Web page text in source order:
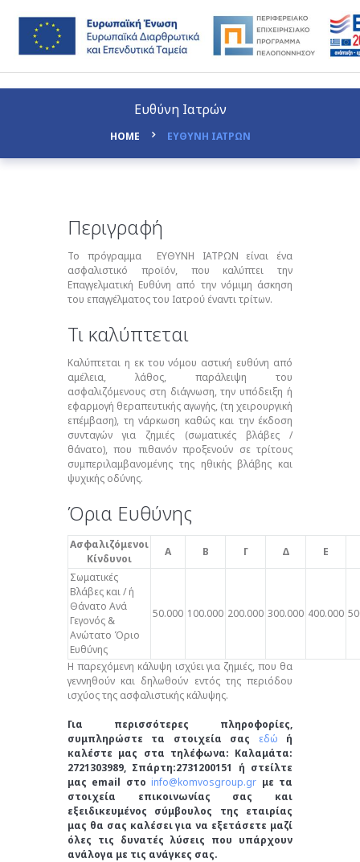
Ευθύνη Ιατρών
HOME ΕΥΘΥΝΗ ΙΑΤΡΩΝ
Περιγραφή
Το πρόγραμμα ΕΥΘΥΝΗ ΙΑΤΡΩΝ είναι ένα
ασφαλιστικό προϊόν, που καλύπτει την
Επαγγελματική Ευθύνη από την νόμιμη άσκηση
του επαγγέλματος του Ιατρού έναντι τρίτων.
Τι καλύπτεται
Καλύπτεται η εκ του νόμου αστική ευθύνη από
αμέλεια, λάθος, παράλειψη του
ασφαλιζόμενους στη διάγνωση, την υπόδειξη ή
εφαρμογή θεραπευτικής αγωγής, (τη χειρουργική
επέμβαση), τη νάρκωση καθώς και την έκδοση
συνταγών για ζημιές (σωματικές βλάβες /
θάνατο), που πιθανόν προξενούν σε τρίτους
συμπεριλαμβανομένης της ηθικής βλάβης και
ψυχικής οδύνης.
Όρια Ευθύνης
Ασφαλιζόμενοι
Κίνδυνοι
Α Β Γ Δ Ε
Σωματικές
Βλάβες και / ή
Θάνατο Ανά
Γεγονός &
Ανώτατο Όριο
Ευθύνης
50.000 100.000 200.000 300.000 400.000
Η παρεχόμενη κάλυψη ισχύει για ζημιές, που θα
γεννηθούν και δηλωθούν εντός της περιόδου
ισχύος της ασφαλιστικής κάλυψης.
Για περισσότερες πληροφορίες,
συμπληρώστε τα στοιχεία σας εδώ ή
καλέστε μας στα τηλέφωνα: Καλαμάτα:
2721303989, Σπάρτη:2731200151 ή στείλτε
μας email στο info@komvosgroup.gr με τα
στοιχεία επικοινωνίας σας και
εξειδικευμένος σύμβουλος της εταιρίας
μας θα σας καλέσει για να εξετάσετε μαζί
όλες τις δυνατές λύσεις που υπάρχουν
ανάλογα με τις ανάγκες σας.